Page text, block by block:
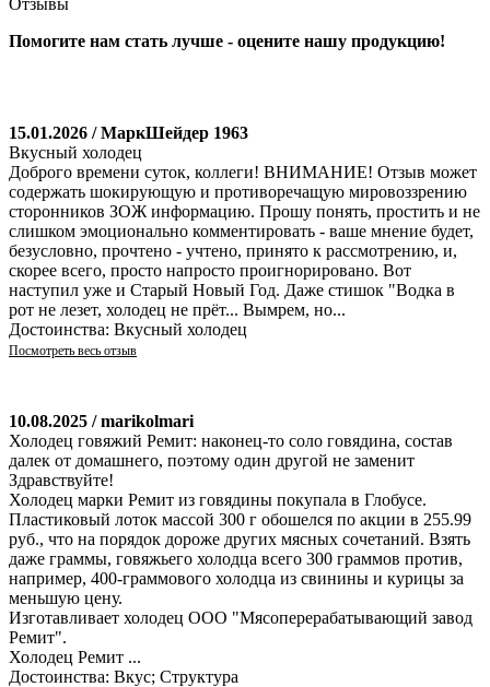
Помогите нам стать лучше - оцените нашу продукцию!
15.01.2026 / МаркШейдер 1963
Вкусный холодец
Доброго времени суток, коллеги! ВНИМАНИЕ! Отзыв может
содержать шокирующую и противоречащую мировоззрению
сторонников ЗОЖ информацию. Прошу понять, простить и не
слишком эмоционально комментировать - ваше мнение будет,
безусловно, прочтено - учтено, принято к рассмотрению, и,
скорее всего, просто напросто проигнорировано. Вот
наступил уже и Старый Новый Год. Даже стишок "Водка в
рот не лезет, холодец не прёт... Вымрем, но...
Достоинства: Вкусный холодец
Посмотреть весь отзыв
10.08.2025 / marikolmari
Холодец говяжий Ремит: наконец-то соло говядина, состав
далек от домашнего, поэтому один другой не заменит
Здравствуйте!
Холодец марки Ремит из говядины покупала в Глобусе.
Пластиковый лоток массой 300 г обошелся по акции в 255.99
руб., что на порядок дороже других мясных сочетаний. Взять
даже граммы, говяжьего холодца всего 300 граммов против,
например, 400-граммового холодца из свинины и курицы за
меньшую цену.
Изготавливает холодец ООО "Мясоперерабатывающий завод
Ремит".
Холодец Ремит ...
Достоинства: Вкус; Структура